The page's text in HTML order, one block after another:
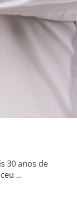
30 anos de
...